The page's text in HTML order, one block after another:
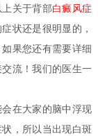
关于背部白癜风症
状还是很明显的，
果您还有需要详细
流！我们的医生一
在大家的脑中浮现
，所以当出现白斑